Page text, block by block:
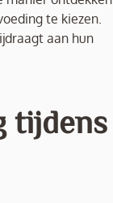
te kiezen.
aan hun
tijdens